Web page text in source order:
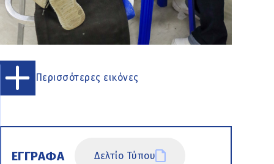
Περισσότερες εικόνες
ΕΓΓΡΑΦΑ Δελτίο Τύπου